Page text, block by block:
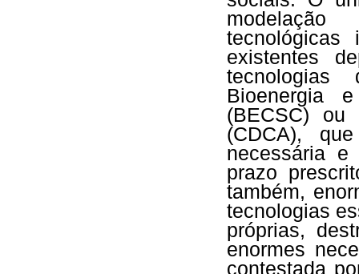
tecnológicas
existentes
Bioenergia
(BECSC)
(CDCA),
necessária
prazo
também,
tecnologias
próprias,
enormes
contestada